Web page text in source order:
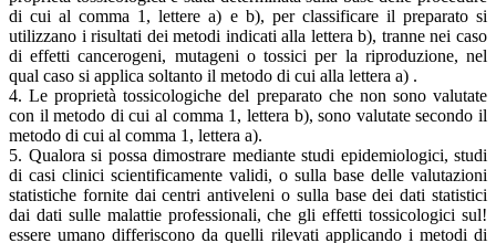
di cui al comma 1, lettere a) e b), per classificare il preparato si
utilizzano i risultati dei metodi indicati alla lettera b), tranne nei caso
di effetti cancerogeni, mutageni o tossici per la riproduzione, nel
qual caso si applica soltanto il metodo di cui alla lettera a) .
4. Le proprietà tossicologiche del preparato che non sono valutate
con il metodo di cui al comma 1, lettera b), sono valutate secondo il
metodo di cui al comma 1, lettera a).
5. Qualora si possa dimostrare mediante studi epidemiologici, studi
di casi clinici scientificamente validi, o sulla base delle valutazioni
statistiche fornite dai centri antiveleni o sulla base dei dati statistici
dai dati sulle malattie professionali, che gli effetti tossicologici sul!
essere umano differiscono da quelli rilevati applicando i metodi di